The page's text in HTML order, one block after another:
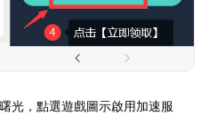
光，點選遊戲圖示啟用加速服